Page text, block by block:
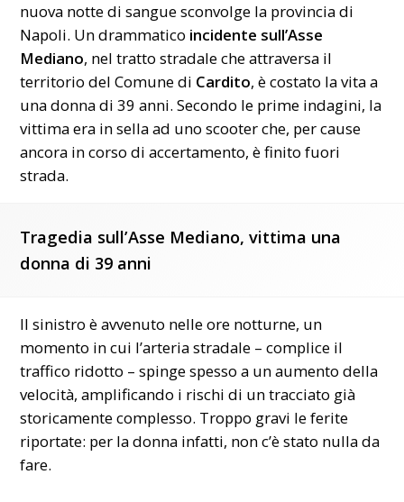
nuova notte di sangue sconvolge la provincia di
Napoli. Un drammatico incidente sull’Asse
Mediano, nel tratto stradale che attraversa il
territorio del Comune di Cardito, è costato la vita a
una donna di 39 anni. Secondo le prime indagini, la
vittima era in sella ad uno scooter che, per cause
ancora in corso di accertamento, è finito fuori
strada.
Tragedia sull’Asse Mediano, vittima una
donna di 39 anni
Il sinistro è avvenuto nelle ore notturne, un
momento in cui l’arteria stradale – complice il
traffico ridotto – spinge spesso a un aumento della
velocità, amplificando i rischi di un tracciato già
storicamente complesso. Troppo gravi le ferite
riportate: per la donna infatti, non c’è stato nulla da
fare.